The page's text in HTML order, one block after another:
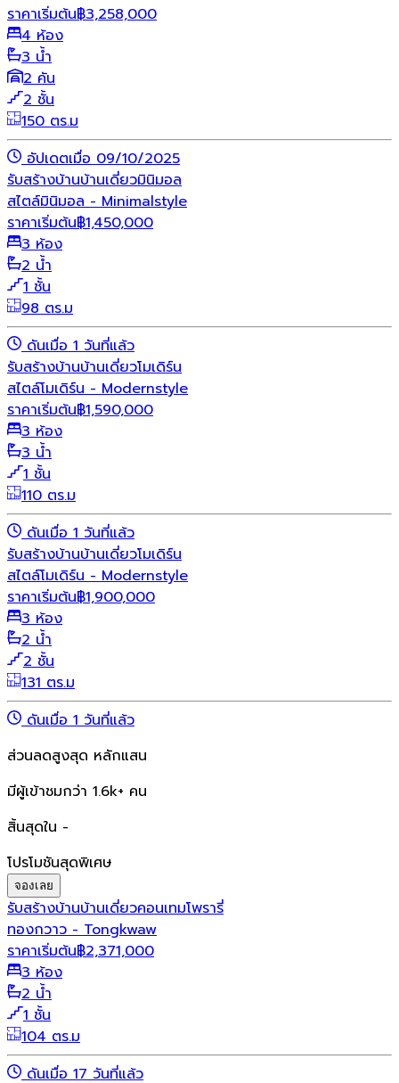
ราคาเริ่มต้น฿3,258,000
4 ห้อง
3 น้ำ
2 คัน
2 ชั้น
150 ตร.ม
อัปเดตเมื่อ 09/10/2025
รับสร้างบ้านบ้านเดี่ยวมินิมอล
สไตล์มินิมอล - Minimalstyle
ราคาเริ่มต้น฿1,450,000
3 ห้อง
2 น้ำ
1 ชั้น
98 ตร.ม
ดันเมื่อ 1 วันที่แล้ว
รับสร้างบ้านบ้านเดี่ยวโมเดิร์น
สไตล์โมเดิร์น - Modernstyle
ราคาเริ่มต้น฿1,590,000
3 ห้อง
3 น้ำ
1 ชั้น
110 ตร.ม
ดันเมื่อ 1 วันที่แล้ว
รับสร้างบ้านบ้านเดี่ยวโมเดิร์น
สไตล์โมเดิร์น - Modernstyle
ราคาเริ่มต้น฿1,900,000
3 ห้อง
2 น้ำ
2 ชั้น
131 ตร.ม
ดันเมื่อ 1 วันที่แล้ว
ส่วนลดสูงสุด หลักแสน
มีผู้เข้าชมกว่า 1.6k+ คน
สิ้นสุดใน -
โปรโมชันสุดพิเศษ
จองเลย
รับสร้างบ้านบ้านเดี่ยวคอนเทมโพรารี่
ทองกวาว - Tongkwaw
ราคาเริ่มต้น฿2,371,000
3 ห้อง
2 น้ำ
1 ชั้น
104 ตร.ม
ดันเมื่อ 17 วันที่แล้ว